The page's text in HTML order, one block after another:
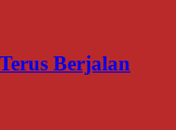
Berjalan